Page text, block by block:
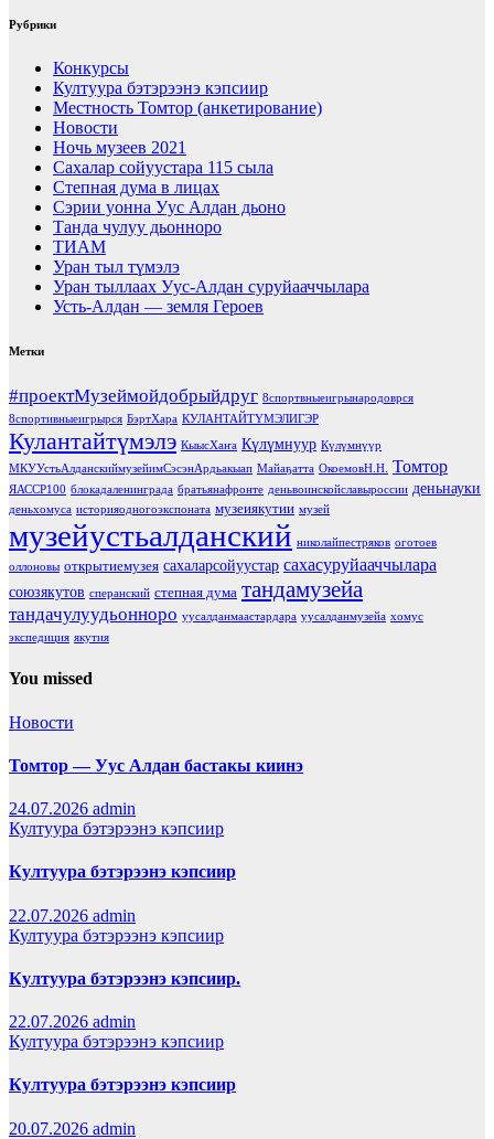
Рубрики
Конкурсы
Култуура бэтэрээнэ кэпсиир
Местность Томтор (анкетирование)
Новости
Ночь музеев 2021
Сахалар сойуустара 115 сыла
Степная дума в лицах
Сэрии уонна Уус Алдан дьоно
Танда чулуу дьонноро
ТИАМ
Уран тыл түмэлэ
Уран тыллаах Уус-Алдан суруйааччылара
Усть-Алдан — земля Героев
Метки
#проектМузеймойдобрыйдруг 8спортвныеигрынародоврся
8спортивныеигрырся БэртХара КУЛАНТАЙТҮМЭЛИГЭР
Кулантайтүмэлэ КыысХаҥа Күлүмнуур Күлүмнүүр
МКУУстьАлданскиймузейимСэсэнАрдьакыап Майаҕатта ОкоемовН.Н. Томтор
ЯАССР100 блокадаленинграда братьянафронте деньвоинскойславыроссии деньнауки
деньхомуса историяодногоэкспоната музеиякутии музей
музейустьалданский николайпестряков оготоев
оллоновы открытиемузея сахаларсойуустар сахасуруйааччылара
союзякутов сперанский степная дума тандамузейа
тандачулуудьонноро уусалданмаастардара уусалданмузейа хомус
экспедиция якутия
You missed
Новости
Томтор — Уус Алдан бастакы киинэ
24.07.2026 admin
Култуура бэтэрээнэ кэпсиир
Култуура бэтэрээнэ кэпсиир
22.07.2026 admin
Култуура бэтэрээнэ кэпсиир
Култуура бэтэрээнэ кэпсиир.
22.07.2026 admin
Култуура бэтэрээнэ кэпсиир
Култуура бэтэрээнэ кэпсиир
20.07.2026 admin